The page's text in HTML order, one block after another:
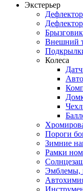
Экстерьер
Внешний
Колеса
Пороги
Зимние
Рамки
Эмблемы,